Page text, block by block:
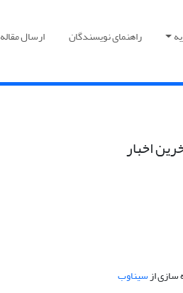
راهنمای نویسندگان ارسال مقاله
اخبار
سازی ازسیناوب